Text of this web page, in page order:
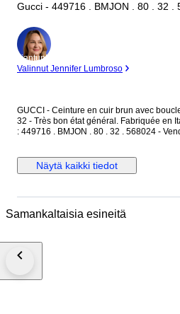
Gucci - 449716 . BMJON . 80 . 32 .
asiantuntija
Valinnut Jennifer Lumbroso
GUCCI - Ceinture en cuir brun avec
32 - Très bon état général. Fabriquée en Italie - Code produit, authenticité
: 449716 . BMJON . 80 . 32 . 568024 -
avec l'inscription "Gucci" gravée. Dimensions : Longueur totale 95 cm -
Largeur du cuir 4 cm - Boucle en métal
présente des micros rayures merci de
Näytä kaikki tiedot
Samankaltaisia esineitä